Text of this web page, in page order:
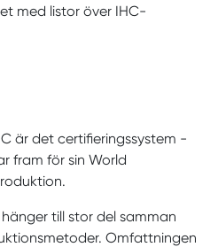
med listor över IHC-
är det certifieringssystem -
fram för sin World
till stor del samman
Omfattningen